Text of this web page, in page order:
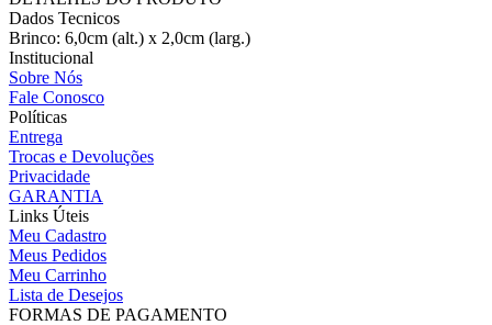
Dados Tecnicos
Brinco: 6,0cm (alt.) x 2,0cm (larg.)
Institucional
Sobre Nós
Fale Conosco
Políticas
Entrega
Trocas e Devoluções
Privacidade
GARANTIA
Links Úteis
Meu Cadastro
Meus Pedidos
Meu Carrinho
Lista de Desejos
FORMAS DE PAGAMENTO